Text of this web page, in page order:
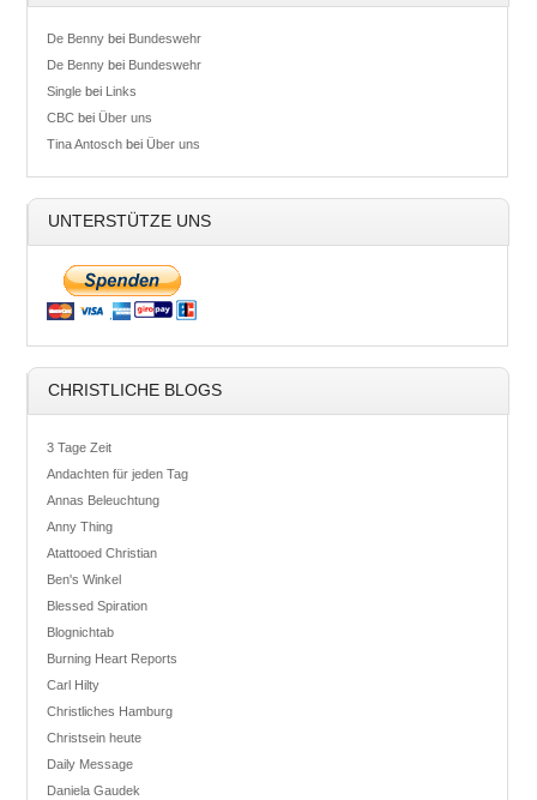
De Benny bei Bundeswehr
De Benny bei Bundeswehr
Single bei Links
CBC beiÜber uns
Tina Antosch beiÜber uns
UNTERSTÜTZE UNS
CHRISTLICHE BLOGS
3 Tage Zeit
Andachten für jeden Tag
Annas Beleuchtung
Anny Thing
Atattooed Christian
Ben's Winkel
Blessed Spiration
Blognichtab
Burning Heart Reports
Carl Hilty
Christliches Hamburg
Christsein heute
Daily Message
Daniela Gaudek